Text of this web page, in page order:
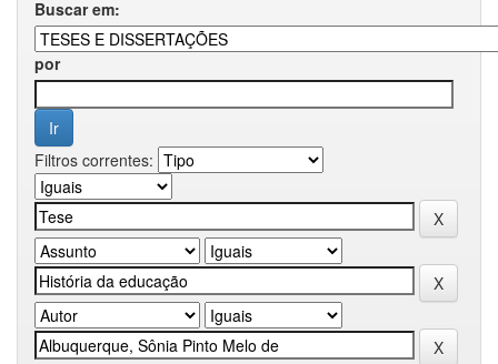
Buscar em:
por
Filtros correntes: